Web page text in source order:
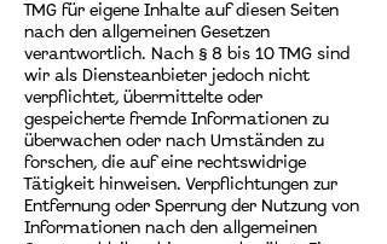
TMG für eigene Inhalte auf diesen Seiten
nach den allgemeinen Gesetzen
verantwortlich. Nach § 8 bis 10 TMG sind
wir als Diensteanbieter jedoch nicht
verpflichtet, übermittelte oder
gespeicherte fremde Informationen zu
überwachen oder nach Umständen zu
forschen, die auf eine rechtswidrige
Tätigkeit hinweisen. Verpflichtungen zur
Entfernung oder Sperrung der Nutzung von
Informationen nach den allgemeinen